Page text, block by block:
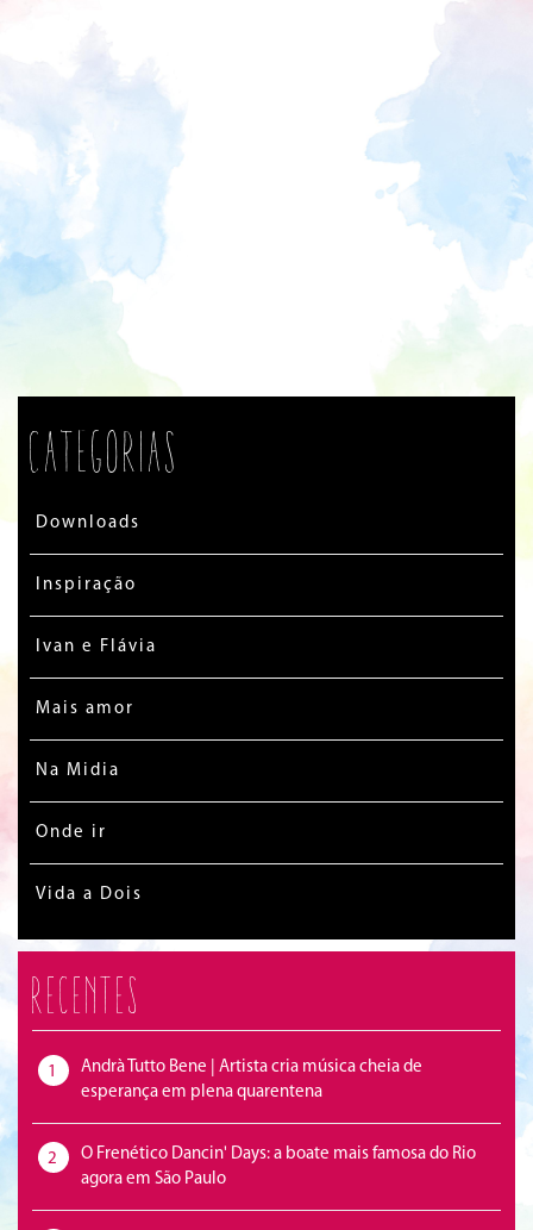
Categorias
Downloads
Inspiração
Ivan e Flávia
Mais amor
Na Midia
Onde ir
Vida a Dois
Recentes
1
Andrà Tutto Bene | Artista cria música cheia de
esperança em plena quarentena
2
O Frenético Dancin' Days: a boate mais famosa do Rio
agora em São Paulo